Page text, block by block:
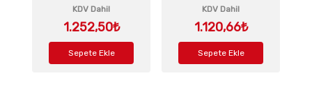
KDV Dahil
1.252,50₺
Sepete Ekle
KDV Dahil
1.120,66₺
Sepete Ekle